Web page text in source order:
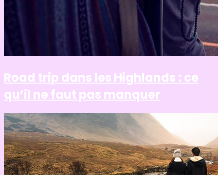
Road trip dans les Highlands : ce
qu’il ne faut pas manquer